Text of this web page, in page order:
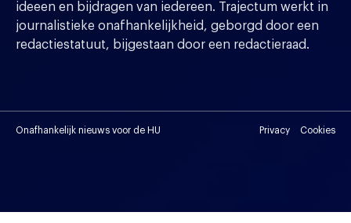
ideeen en bijdragen van iedereen. Trajectum werkt in
journalistieke onafhankelijkheid, geborgd door een
redactiestatuut, bijgestaan door een redactieraad.
Onafhankelijk nieuws voor de HU Privacy Cookies